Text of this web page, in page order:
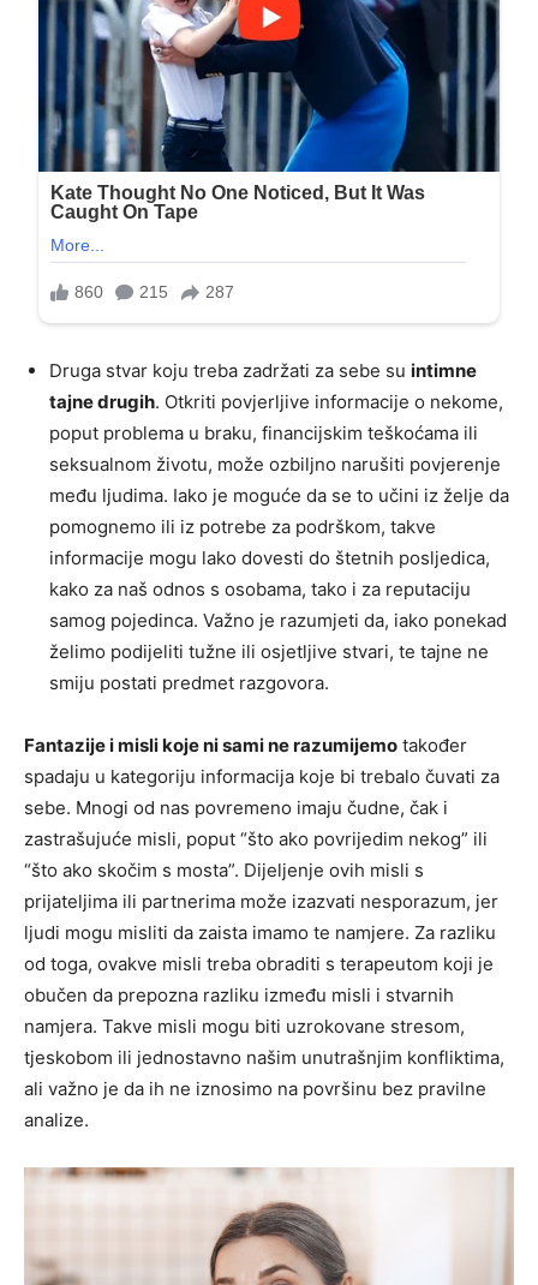
Druga stvar koju treba zadržati za sebe su intimne
tajne drugih. Otkriti povjerljive informacije o nekome,
poput problema u braku, financijskim teškoćama ili
seksualnom životu, može ozbiljno narušiti povjerenje
među ljudima. Iako je moguće da se to učini iz želje da
pomognemo ili iz potrebe za podrškom, takve
informacije mogu lako dovesti do štetnih posljedica,
kako za naš odnos s osobama, tako i za reputaciju
samog pojedinca. Važno je razumjeti da, iako ponekad
želimo podijeliti tužne ili osjetljive stvari, te tajne ne
smiju postati predmet razgovora.
Fantazije i misli koje ni sami ne razumijemo također
spadaju u kategoriju informacija koje bi trebalo čuvati za
sebe. Mnogi od nas povremeno imaju čudne, čak i
zastrašujuće misli, poput “što ako povrijedim nekog” ili
“što ako skočim s mosta”. Dijeljenje ovih misli s
prijateljima ili partnerima može izazvati nesporazum, jer
ljudi mogu misliti da zaista imamo te namjere. Za razliku
od toga, ovakve misli treba obraditi s terapeutom koji je
obučen da prepozna razliku između misli i stvarnih
namjera. Takve misli mogu biti uzrokovane stresom,
tjeskobom ili jednostavno našim unutrašnjim konfliktima,
ali važno je da ih ne iznosimo na površinu bez pravilne
analize.